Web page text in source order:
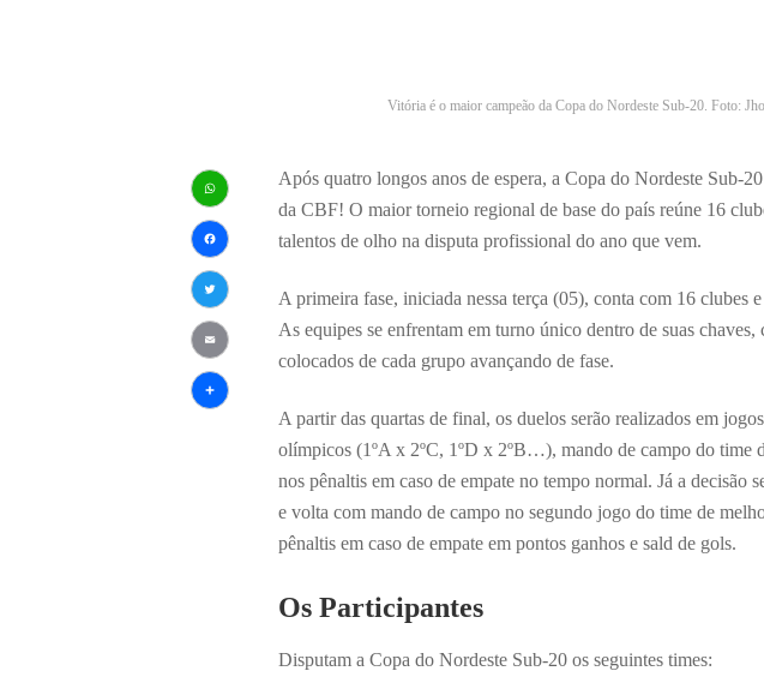
Vitória é o maior campeão da Copa do Nordeste Sub-20. Foto:
WhatsApp
Facebook
Twitter
Email
Após quatro longos anos de espera, a Copa do Nordeste Sub-
da CBF! O maior torneio regional de base do país reúne 16
talentos de olho na disputa profissional do ano que vem.
A primeira fase, iniciada nessa terça (05), conta com 16 clubes
As equipes se enfrentam em turno único dentro de suas
colocados de cada grupo avançando de fase.
A partir das quartas de final, os duelos serão realizados em
olímpicos (1ºA x 2ºC, 1ºD x 2ºB…), mando de campo do time
nos pênaltis em caso de empate no tempo normal. Já a decisão
e volta com mando de campo no segundo jogo do time de
pênaltis em caso de empate em pontos ganhos e sald de gols.
Os Participantes
Disputam a Copa do Nordeste Sub-20 os seguintes times: